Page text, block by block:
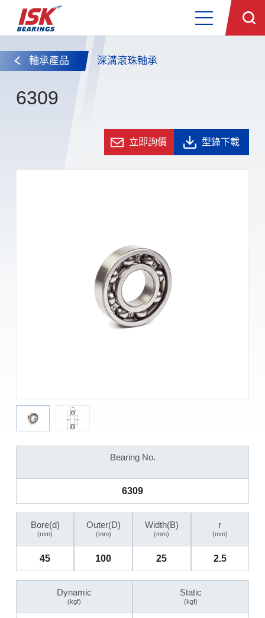
軸承產品 深溝滾珠軸承
6309
立即詢價 型錄下載
Bearing No.
6309
Bore(d)
(mm)
45
Outer(D)
(mm)
100
Width(B)
(mm)
25
r
(mm)
2.5
Dynamic
(kgf)
Static
(kgf)